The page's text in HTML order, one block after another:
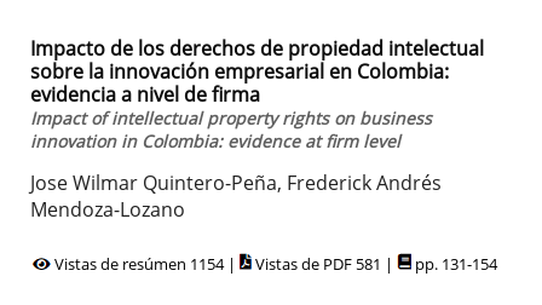
Impacto de los derechos de propiedad intelectual
sobre la innovación empresarial en Colombia:
evidencia a nivel de firma
Impact of intellectual property rights on business
innovation in Colombia: evidence at firm level
Jose Wilmar Quintero-Peña, Frederick Andrés
Mendoza-Lozano
Vistas de resúmen 1154 | Vistas de PDF 581 | pp. 131-154